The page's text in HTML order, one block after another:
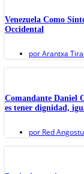
Venezuela Como
Occidental
porArantxa
Comandante Daniel
es tener dignidad,
por Red